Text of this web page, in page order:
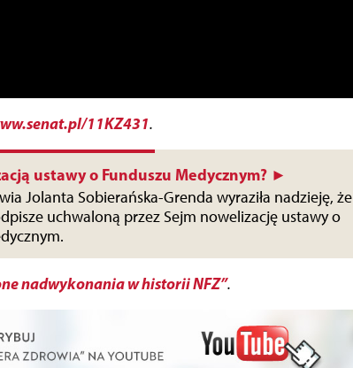
11KZ431.
ustawy o Funduszu Medycznym? ►
Jolanta Sobierańska-Grenda wyraziła nadzieję, że
uchwaloną przez Sejm nowelizację ustawy o
nadwykonania w historii NFZ”.